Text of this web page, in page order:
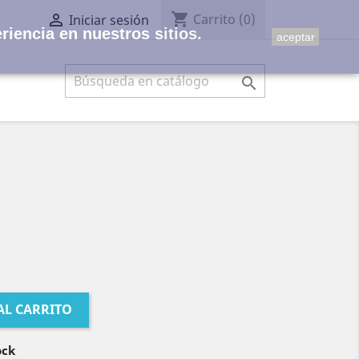
 Iniciar sesión shopping_cart Carrito (0)

CARRITO
en nuestros sitios. aceptar